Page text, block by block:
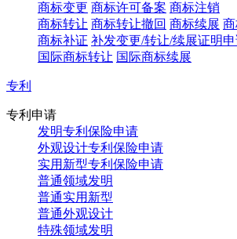
商标变更 商标许可备案 商标注销
商标转让 商标转让撤回 商标续展
商标补证 补发变更/转让/续展证明
国际商标转让 国际商标续展
专利
专利申请
发明专利保险申请
外观设计专利保险申请
实用新型专利保险申请
普通领域发明
普通实用新型
普通外观设计
特殊领域发明